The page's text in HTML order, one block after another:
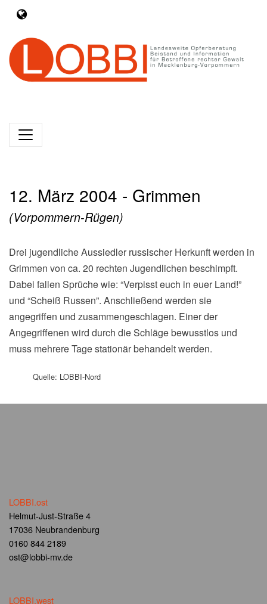
12. März 2004 - Grimmen
(Vorpommern-Rügen)
Drei jugendliche Aussiedler russischer Herkunft werden in
Grimmen von ca. 20 rechten Jugendlichen beschimpft.
Dabei fallen Sprüche wie: “Verpisst euch in euer Land!”
und “Scheiß Russen”. Anschließend werden sie
angegriffen und zusammengeschlagen. Einer der
Angegriffenen wird durch die Schläge bewusstlos und
muss mehrere Tage stationär behandelt werden.
Quelle: LOBBI-Nord
LOBBI.ost
Helmut-Just-Straße 4
17036 Neubrandenburg
0160 844 2189
ost@lobbi-mv.de
LOBBI.west